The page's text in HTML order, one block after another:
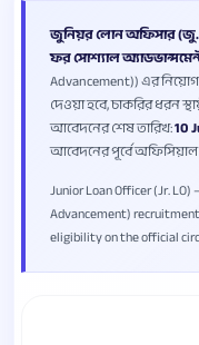
জুনিয়র লোন অফিসার
ফর সোশ্যাল
Advancement)) এর নিয়োগ
দেওয়া হবে, চাকরির ধরন
আবেদনের শেষ তারিখ:10
আবেদনের পূর্বে অফিসিয়াল
Junior Loan Officer (Jr.
Advancement)
eligibility on the official